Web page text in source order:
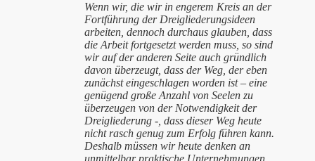
Wenn wir, die wir in engerem Kreis an der
Fortführung der Dreigliederungsideen
arbeiten, dennoch durchaus glauben, dass
die Arbeit fortgesetzt werden muss, so sind
wir auf der anderen Seite auch gründlich
davon überzeugt, dass der Weg, der eben
zunächst eingeschlagen worden ist – eine
genügend große Anzahl von Seelen zu
überzeugen von der Notwendigkeit der
Dreigliederung -, dass dieser Weg heute
nicht rasch genug zum Erfolg führen kann.
Deshalb müssen wir heute denken an
unmittelbar praktische Unternehmungen,